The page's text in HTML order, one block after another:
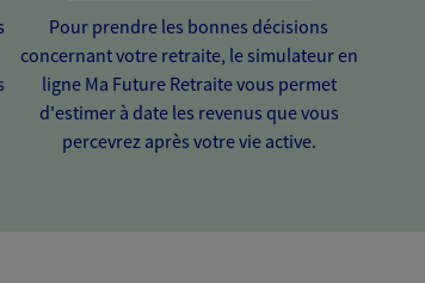
Pour prendre les bonnes décisions
concernant votre retraite, le simulateur en
ligne Ma Future Retraite vous permet
d'estimer à date les revenus que vous
percevrez après votre vie active.